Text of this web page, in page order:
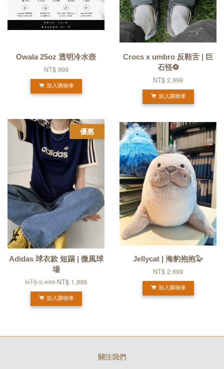
Owala 25oz 透明冷水壺
NT$ 999
加入購物車
Crocs x umbro 反鞋舌 | 巨
石怪⚽
NT$ 2,999
加入購物車
優惠
Adidas 球衣款 短踢 | 微風球
場
NT$ 2,499NT$ 1,899
加入購物車
Jellycat | 海豹抱抱🦭
NT$ 2,699
加入購物車
關注我們